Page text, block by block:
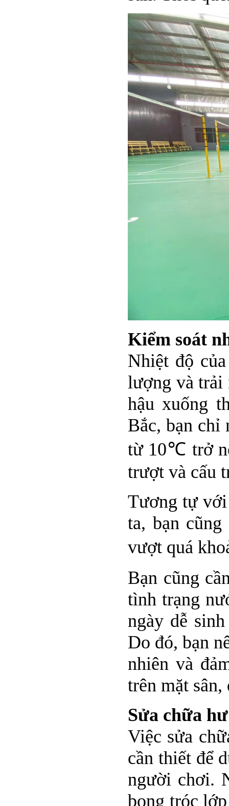
Kiểm soát
Nhiệt độ
lượng và trải
hậu xuống
Bắc, bạn chỉ
từ 10℃ trở
trượt và cấu
Tương tự với
ta, bạn
vượt quá
Bạn cũng
tình trạng
ngày dễ
Do đó, bạn
nhiên và
trên mặt
Sửa chữa
Việc sửa
cần thiết để
người chơi.
bong tróc